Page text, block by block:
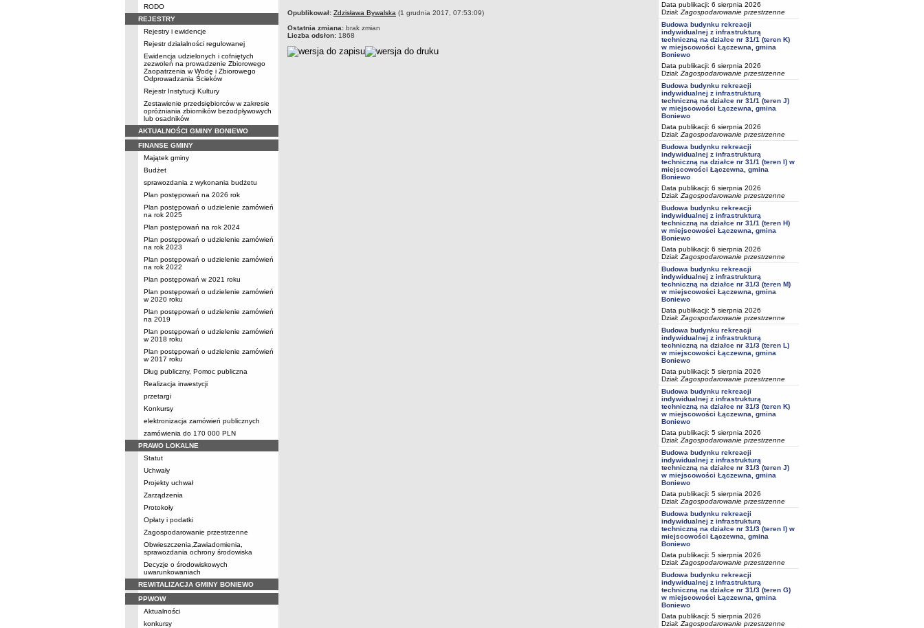
RODO
REJESTRY
Rejestry i ewidencje
Rejestr działalności regulowanej
Ewidencja udzielonych i cofniętych
zezwoleń na prowadzenie Zbiorowego
Zaopatrzenia w Wodę i Zbiorowego
Odprowadzania Ścieków
Rejestr Instytucji Kultury
Zestawienie przedsiębiorców w zakresie
opróżniania zbiorników bezodpływowych
lub osadników
AKTUALNOŚCI GMINY BONIEWO
FINANSE GMINY
Majątek gminy
Budżet
sprawozdania z wykonania budżetu
Plan postępowań na 2026 rok
Plan postępowań o udzielenie zamówień
na rok 2025
Plan postępowań na rok 2024
Plan postępowań o udzielenie zamówień
na rok 2023
Plan postępowań o udzielenie zamówień
na rok 2022
Plan postępowań w 2021 roku
Plan postępowań o udzielenie zamówień
w 2020 roku
Plan postępowań o udzielenie zamówień
na 2019
Plan postępowań o udzielenie zamówień
w 2018 roku
Plan postępowań o udzielenie zamówień
w 2017 roku
Dług publiczny, Pomoc publiczna
Realizacja inwestycji
przetargi
Konkursy
elektronizacja zamówień publicznych
zamówienia do 170 000 PLN
PRAWO LOKALNE
Statut
Uchwały
Projekty uchwał
Zarządzenia
Protokoły
Opłaty i podatki
Zagospodarowanie przestrzenne
Obwieszczenia,Zawiadomienia,
sprawozdania ochrony środowiska
Decyzje o środowiskowych
uwarunkowaniach
REWITALIZACJA GMINY BONIEWO
PPWOW
Aktualności
konkursy
metryczka
Opublikował: Zdzisława Bywalska (1 grudnia 2017, 07:53:09)
Ostatnia zmiana: brak zmian
Liczba odsłon: 1868
Data publikacji: 6 sierpnia 2026
Dział: Zagospodarowanie przestrzenne
Budowa budynku rekreacji
indywidualnej z infrastrukturą
techniczną na działce nr 31/1 (teren K)
w miejscowości Łączewna, gmina
Boniewo
Data publikacji: 6 sierpnia 2026
Dział: Zagospodarowanie przestrzenne
Budowa budynku rekreacji
indywidualnej z infrastrukturą
techniczną na działce nr 31/1 (teren J)
w miejscowości Łączewna, gmina
Boniewo
Data publikacji: 6 sierpnia 2026
Dział: Zagospodarowanie przestrzenne
Budowa budynku rekreacji
indywidualnej z infrastrukturą
techniczną na działce nr 31/1 (teren I) w
miejscowości Łączewna, gmina
Boniewo
Data publikacji: 6 sierpnia 2026
Dział: Zagospodarowanie przestrzenne
Budowa budynku rekreacji
indywidualnej z infrastrukturą
techniczną na działce nr 31/1 (teren H)
w miejscowości Łączewna, gmina
Boniewo
Data publikacji: 6 sierpnia 2026
Dział: Zagospodarowanie przestrzenne
Budowa budynku rekreacji
indywidualnej z infrastrukturą
techniczną na działce nr 31/3 (teren M)
w miejscowości Łączewna, gmina
Boniewo
Data publikacji: 5 sierpnia 2026
Dział: Zagospodarowanie przestrzenne
Budowa budynku rekreacji
indywidualnej z infrastrukturą
techniczną na działce nr 31/3 (teren L)
w miejscowości Łączewna, gmina
Boniewo
Data publikacji: 5 sierpnia 2026
Dział: Zagospodarowanie przestrzenne
Budowa budynku rekreacji
indywidualnej z infrastrukturą
techniczną na działce nr 31/3 (teren K)
w miejscowości Łączewna, gmina
Boniewo
Data publikacji: 5 sierpnia 2026
Dział: Zagospodarowanie przestrzenne
Budowa budynku rekreacji
indywidualnej z infrastrukturą
techniczną na działce nr 31/3 (teren J)
w miejscowości Łączewna, gmina
Boniewo
Data publikacji: 5 sierpnia 2026
Dział: Zagospodarowanie przestrzenne
Budowa budynku rekreacji
indywidualnej z infrastrukturą
techniczną na działce nr 31/3 (teren I) w
miejscowości Łączewna, gmina
Boniewo
Data publikacji: 5 sierpnia 2026
Dział: Zagospodarowanie przestrzenne
Budowa budynku rekreacji
indywidualnej z infrastrukturą
techniczną na działce nr 31/3 (teren G)
w miejscowości Łączewna, gmina
Boniewo
Data publikacji: 5 sierpnia 2026
Dział: Zagospodarowanie przestrzenne